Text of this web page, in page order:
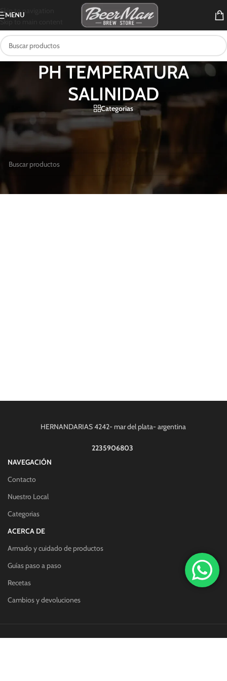
Skip to navigation
Skip to main content
MENU
PH TEMPERATURA
SALINIDAD
Categorias
Productos etiquetados “PH TEMPERATURA SALINIDAD”
No se encontraron productos que concuerden con la selección.
HERNANDARIAS 4242- mar del plata- argentina
2235906803
NAVEGACIÓN
Contacto
Nuestro Local
Categorias
ACERCA DE
Armado y cuidado de productos
Guías paso a paso
Recetas
Cambios y devoluciones